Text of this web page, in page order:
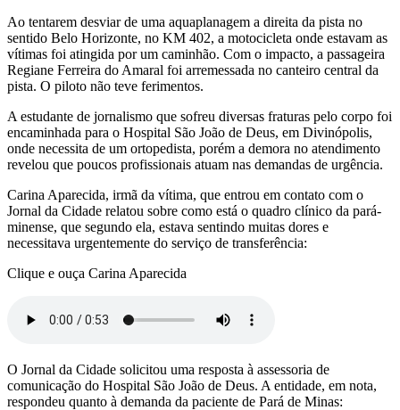
Ao tentarem desviar de uma aquaplanagem a direita da pista no
sentido Belo Horizonte, no KM 402, a motocicleta onde estavam as
vítimas foi atingida por um caminhão. Com o impacto, a passageira
Regiane Ferreira do Amaral foi arremessada no canteiro central da
pista. O piloto não teve ferimentos.
A estudante de jornalismo que sofreu diversas fraturas pelo corpo foi
encaminhada para o Hospital São João de Deus, em Divinópolis,
onde necessita de um ortopedista, porém a demora no atendimento
revelou que poucos profissionais atuam nas demandas de urgência.
Carina Aparecida, irmã da vítima, que entrou em contato com o
Jornal da Cidade relatou sobre como está o quadro clínico da pará-
minense, que segundo ela, estava sentindo muitas dores e
necessitava urgentemente do serviço de transferência:
Clique e ouça Carina Aparecida
O Jornal da Cidade solicitou uma resposta à assessoria de
comunicação do Hospital São João de Deus. A entidade, em nota,
respondeu quanto à demanda da paciente de Pará de Minas: